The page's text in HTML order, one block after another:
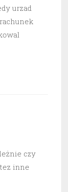
urzad
czy
inne